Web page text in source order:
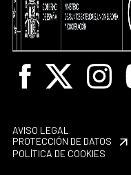
Facebook
X
AVISO LEGAL
PROTECCIÓN DE DATOS
POLÍTICA DE COOKIES